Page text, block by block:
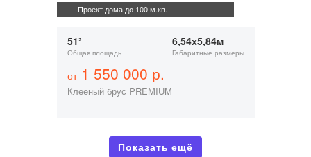
Проект дома до 100 м.кв.
51²
Общая площадь
6,54х5,84м
Габаритные размеры
от1 550 000 р.
Клееный брус PREMIUM
Показать ещё